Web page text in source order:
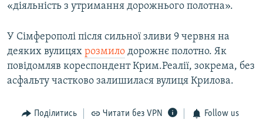
«діяльність з утримання дорожнього полотна».
У Сімферополі після сильної зливи 9 червня на
деяких вулицях розмило дорожнє полотно. Як
повідомляв кореспондент Крим.Реалії, зокрема, без
асфальту частково залишилася вулиця Крилова.
Поділитись Читати без VPN Follow us